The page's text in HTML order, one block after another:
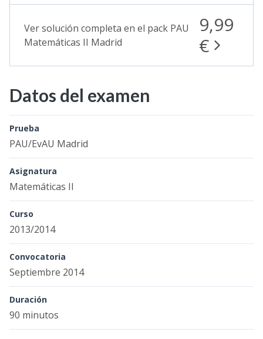
Ver solución completa en el pack PAU
Matemáticas II Madrid
9,99
€
Datos del examen
Prueba
PAU/EvAU Madrid
Asignatura
Matemáticas II
Curso
2013/2014
Convocatoria
Septiembre 2014
Duración
90 minutos